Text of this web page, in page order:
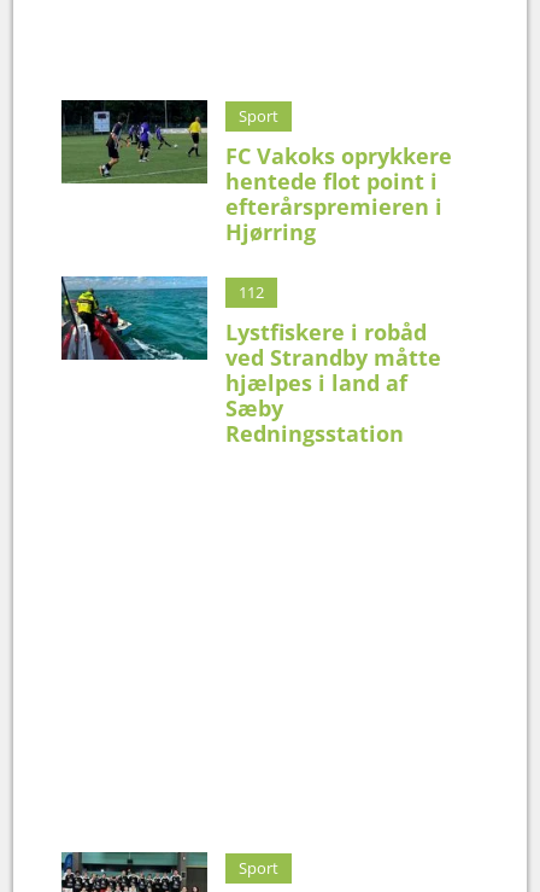
Sport
FC Vakoks oprykkere
hentede flot point i
efterårspremieren i
Hjørring
112
Lystfiskere i robåd
ved Strandby måtte
hjælpes i land af
Sæby
Redningsstation
Sport